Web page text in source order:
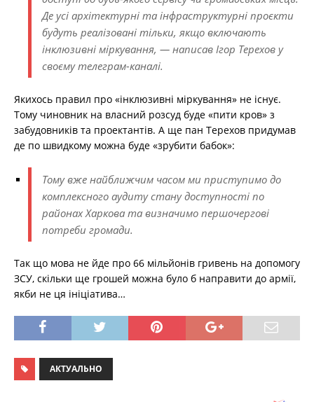
Де усі архітектурні та інфраструктурні проєкти
будуть реалізовані тільки, якщо включають
інклюзивні міркування, — написав Ігор Терехов у
своєму телеграм-каналі.
Якихось правил про «інклюзивні міркування» не існує.
Тому чиновник на власний розсуд буде «пити кров» з
забудовників та проектантів. А ще пан Терехов придумав
де по швидкому можна буде «зрубити бабок»:
Тому вже найближчим часом ми приступимо до
комплексного аудиту стану доступності по
районах Харкова та визначимо першочергові
потреби громади.
Так що мова не йде про 66 мільйонів гривень на допомогу
ЗСУ, скільки ще грошей можна було б направити до армії,
якби не ця ініціатива…
АКТУАЛЬНО